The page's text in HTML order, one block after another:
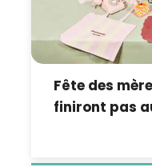
Fête des
finiront pas